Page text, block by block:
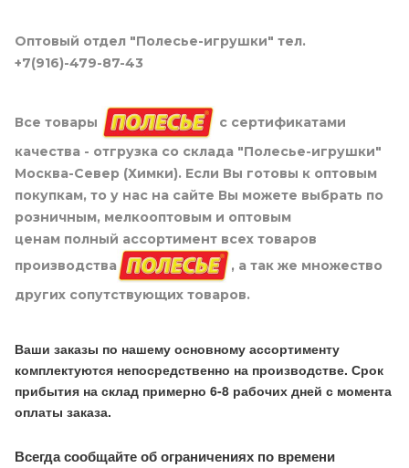
Оптовый отдел "Полесье-игрушки" тел.
+7(916)-479-87-43
Все товары
с сертификатами
качества - отгрузка со склада "Полесье-игрушки"
Москва-Север (Химки). Если Вы готовы к оптовым
покупкам, то у нас на сайте Вы можете выбрать по
розничным, мелкооптовым и оптовым
ценам полный ассортимент всех товаров
производства
, а так же множество
других сопутствующих товаров.
Ваши заказы по нашему основному ассортименту
комплектуются непосредственно на производстве. Срок
прибытия на склад примерно 6-8 рабочих дней с момента
оплаты заказа.
Всегда сообщайте об ограничениях по времени